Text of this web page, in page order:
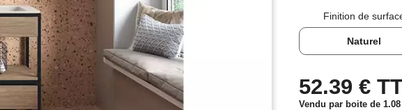
Finition de
Naturel
52.39 €
Vendu par boite de